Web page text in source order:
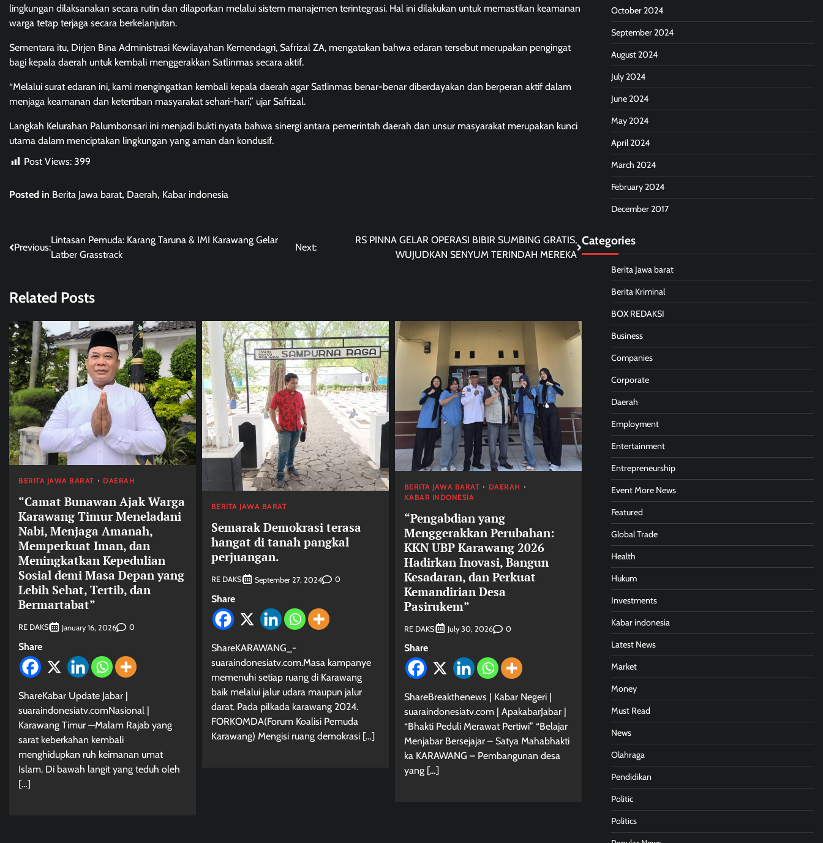
lingkungan dilaksanakan secara rutin dan dilaporkan melalui sistem manajemen terintegrasi. Hal ini dilakukan untuk memastikan keamanan
warga tetap terjaga secara berkelanjutan.
Sementara itu, Dirjen Bina Administrasi Kewilayahan Kemendagri, Safrizal ZA, mengatakan bahwa edaran tersebut merupakan pengingat
bagi kepala daerah untuk kembali menggerakkan Satlinmas secara aktif.
“Melalui surat edaran ini, kami mengingatkan kembali kepala daerah agar Satlinmas benar-benar diberdayakan dan berperan aktif dalam
menjaga keamanan dan ketertiban masyarakat sehari-hari,” ujar Safrizal.
Langkah Kelurahan Palumbonsari ini menjadi bukti nyata bahwa sinergi antara pemerintah daerah dan unsur masyarakat merupakan kunci
utama dalam menciptakan lingkungan yang aman dan kondusif.
Post Views: 399
Posted in Berita Jawa barat, Daerah, Kabar indonesia
Post
Previous:
Lintasan Pemuda: Karang Taruna & IMI Karawang Gelar
Latber Grasstrack
Next:
RS PINNA GELAR OPERASI BIBIR SUMBING GRATIS,
WUJUDKAN SENYUM TERINDAH MEREKA
Related Posts
BERITA JAWA BARAT DAERAH
“Camat Bunawan Ajak Warga
Karawang Timur Meneladani
Nabi, Menjaga Amanah,
Memperkuat Iman, dan
Meningkatkan Kepedulian
Sosial demi Masa Depan yang
Lebih Sehat, Tertib, dan
Bermartabat”
RE DAKSI January 16, 2026 0
Share
ShareKabar Update Jabar |
suaraindonesiatv.comNasional |
Karawang Timur —Malam Rajab yang
sarat keberkahan kembali
menghidupkan ruh keimanan umat
Islam. Di bawah langit yang teduh oleh
[…]
BERITA JAWA BARAT
Semarak Demokrasi terasa
hangat di tanah pangkal
perjuangan.
RE DAKSI September 27, 2024 0
Share
ShareKARAWANG_-
suaraindonesiatv.com.Masa kampanye
memenuhi setiap ruang di Karawang
baik melalui jalur udara maupun jalur
darat. Pada pilkada karawang 2024.
FORKOMDA(Forum Koalisi Pemuda
Karawang) Mengisi ruang demokrasi […]
BERITA JAWA BARAT
DAERAH
KABAR INDONESIA
“Pengabdian yang
Menggerakkan Perubahan:
KKN UBP Karawang 2026
Hadirkan Inovasi, Bangun
Kesadaran, dan Perkuat
Kemandirian Desa
Pasirukem”
RE DAKSI July 30, 2026 0
Share
ShareBreakthenews | Kabar Negeri |
suaraindonesiatv.com | ApakabarJabar |
“Bhakti Peduli Merawat Pertiwi” “Belajar
Menjabar Bersejajar – Satya Mahabhakti
ka KARAWANG – Pembangunan desa
yang […]
October 2024
September 2024
August 2024
July 2024
June 2024
May 2024
April 2024
March 2024
February 2024
December 2017
Categories
Berita Jawa barat
Berita Kriminal
BOX REDAKSI
Business
Companies
Corporate
Daerah
Employment
Entertainment
Entrepreneurship
Event More News
Featured
Global Trade
Health
Hukum
Investments
Kabar indonesia
Latest News
Market
Money
Must Read
News
Olahraga
Pendidikan
Politic
Politics